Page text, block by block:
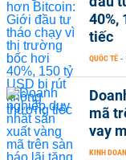
40%,
tiếc
QUỐC TẾ -
mã
vay
KINH